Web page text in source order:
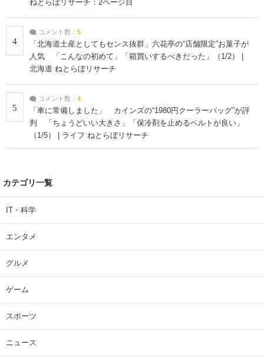
ねとらぼリサーチ：2ページ目
4
コメント数： 5
「北海道土産としてもセンス抜群」六花亭の“店舗限定”お菓子が
人気 「こんなの初めて」「箱買いするべきだった」（1/2） |
北海道 ねとらぼリサーチ
5
コメント数： 4
「車に常備しました」 カインズの“1980円クーラーバッグ”が評
判 「ちょうどいい大きさ」「保冷剤を止めるベルトが良い」
（1/5） | ライフ ねとらぼリサーチ
カテゴリ一覧
IT・科学
エンタメ
グルメ
ゲーム
スポーツ
ニュース